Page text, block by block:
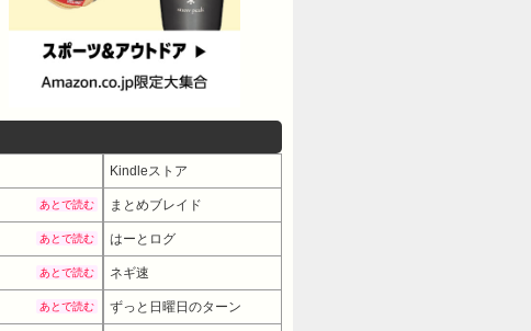
Kindleストア
あとで読む まとめブレイド
あとで読む はーとログ
あとで読む ネギ速
あとで読む ずっと日曜日のターン